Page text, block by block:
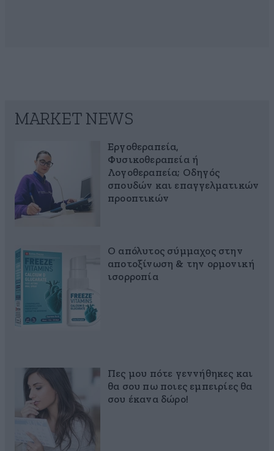
MARKET NEWS
Εργοθεραπεία,
Φυσικοθεραπεία ή
Λογοθεραπεία; Οδηγός
σπουδών και επαγγελματικών
προοπτικών
Ο απόλυτος σύμμαχος στην
αποτοξίνωση & την ορμονική
ισορροπία
Πες μου πότε γεννήθηκες και
θα σου πω ποιες εμπειρίες θα
σου έκανα δώρο!